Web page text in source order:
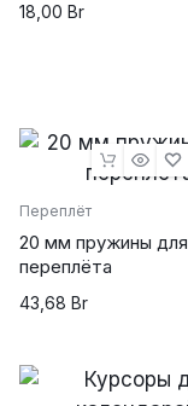
18,00 Br
Переплёт
20 мм пружины для
переплёта
43,68 Br